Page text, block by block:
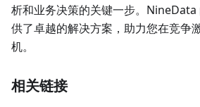
析和业务决策的关键一步。NineData
供了卓越的解决方案，助力您在竞争
机。
相关链接